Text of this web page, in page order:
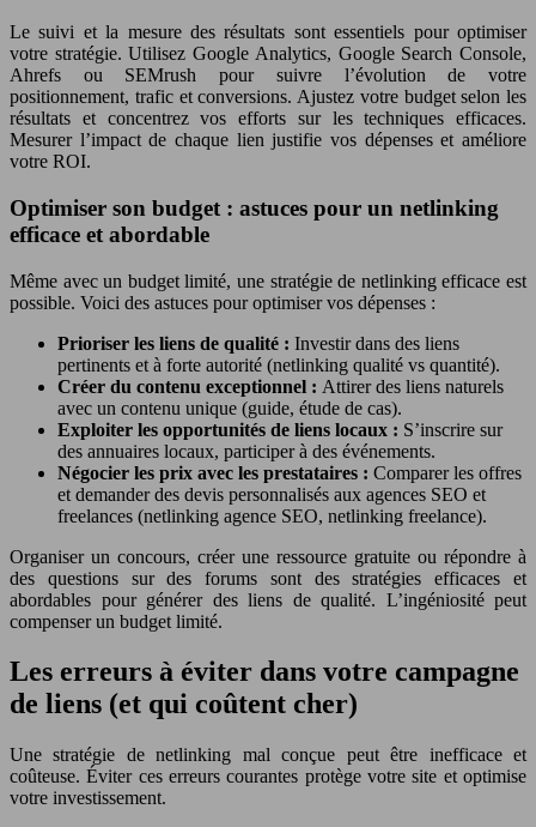
Le suivi et la mesure des résultats sont essentiels pour optimiser
votre stratégie. Utilisez Google Analytics, Google Search Console,
Ahrefs ou SEMrush pour suivre l’évolution de votre
positionnement, trafic et conversions. Ajustez votre budget selon les
résultats et concentrez vos efforts sur les techniques efficaces.
Mesurer l’impact de chaque lien justifie vos dépenses et améliore
votre ROI.
Optimiser son budget : astuces pour un netlinking
efficace et abordable
Même avec un budget limité, une stratégie de netlinking efficace est
possible. Voici des astuces pour optimiser vos dépenses :
Prioriser les liens de qualité : Investir dans des liens
pertinents et à forte autorité (netlinking qualité vs quantité).
Créer du contenu exceptionnel : Attirer des liens naturels
avec un contenu unique (guide, étude de cas).
Exploiter les opportunités de liens locaux : S’inscrire sur
des annuaires locaux, participer à des événements.
Négocier les prix avec les prestataires : Comparer les offres
et demander des devis personnalisés aux agences SEO et
freelances (netlinking agence SEO, netlinking freelance).
Organiser un concours, créer une ressource gratuite ou répondre à
des questions sur des forums sont des stratégies efficaces et
abordables pour générer des liens de qualité. L’ingéniosité peut
compenser un budget limité.
Les erreurs à éviter dans votre campagne
de liens (et qui coûtent cher)
Une stratégie de netlinking mal conçue peut être inefficace et
coûteuse. Éviter ces erreurs courantes protège votre site et optimise
votre investissement.